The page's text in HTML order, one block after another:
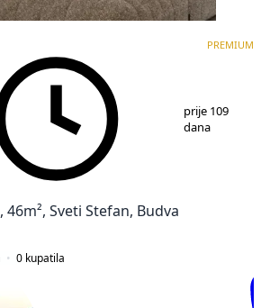
PREMIUM
prije 109
dana
Sveti Stefan, Budva
0 kupatila